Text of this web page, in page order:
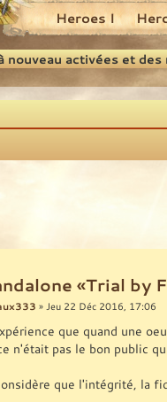
Heroes I
nouveau activées et
«Trial by
» Jeu 22 Déc 2016, 17:06
que quand une
n'était pas le bon public
que l'intégrité, la